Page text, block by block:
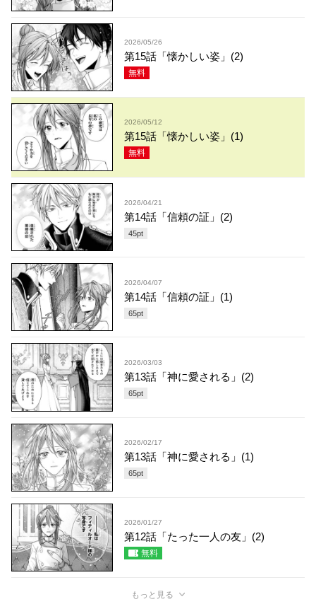
2026/05/26
第15話「懐かしい姿」(2)
無料
2026/05/12
第15話「懐かしい姿」(1)
無料
2026/04/21
第14話「信頼の証」(2)
45pt
2026/04/07
第14話「信頼の証」(1)
65pt
2026/03/03
第13話「神に愛される」(2)
65pt
2026/02/17
第13話「神に愛される」(1)
65pt
2026/01/27
第12話「たった一人の友」(2)
無料
もっと見る